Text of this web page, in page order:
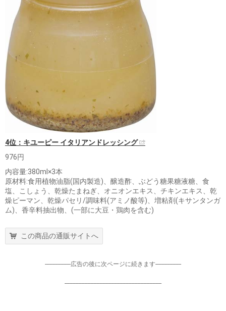
4位：キユーピー イタリアンドレッシング
976円
内容量:380ml×3本
原材料:食用植物油脂(国内製造)、醸造酢、ぶどう糖果糖液糖、食
塩、こしょう、乾燥たまねぎ、オニオンエキス、チキンエキス、乾
燥ピーマン、乾燥パセリ/調味料(アミノ酸等)、増粘剤(キサンタンガ
ム)、香辛料抽出物、(一部に大豆・鶏肉を含む)
この商品の通販サイトへ
-----------------広告の後に次ページに続きます-----------------
----------------------------------------------------------------